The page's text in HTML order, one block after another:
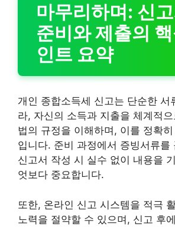
마무리하며: 신
준비와 제출의
인트 요약
개인 종합소득세 신고는 단순한 서
라, 자신의 소득과 지출을 체계적
법의 규정을 이해하며, 이를 정확
입니다. 준비 과정에서 증빙서류를
신고서 작성 시 실수 없이 내용을
엇보다 중요합니다.
또한, 온라인 신고 시스템을 적극
노력을 절약할 수 있으며, 신고 후